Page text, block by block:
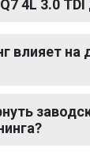
4L 3.0
влияет на